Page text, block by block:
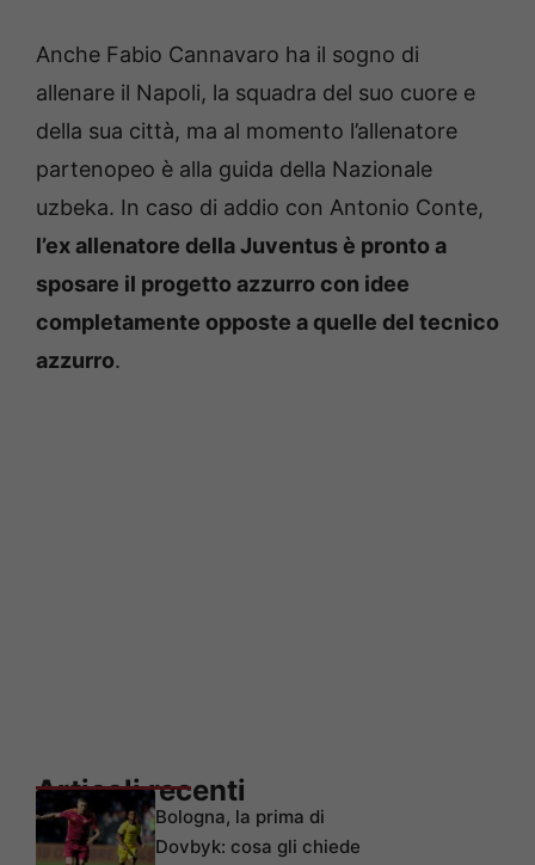
Anche Fabio Cannavaro ha il sogno di
allenare il Napoli, la squadra del suo cuore e
della sua città, ma al momento l’allenatore
partenopeo è alla guida della Nazionale
uzbeka. In caso di addio con Antonio Conte,
l’ex allenatore della Juventus è pronto a
sposare il progetto azzurro con idee
completamente opposte a quelle del tecnico
azzurro.
Articoli recenti
Bologna, la prima di
Dovbyk: cosa gli chiede